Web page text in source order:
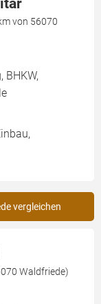
von 56070
BHKW,
vergleichen
Waldfriede)